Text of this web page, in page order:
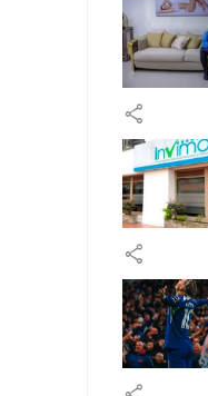
share
share